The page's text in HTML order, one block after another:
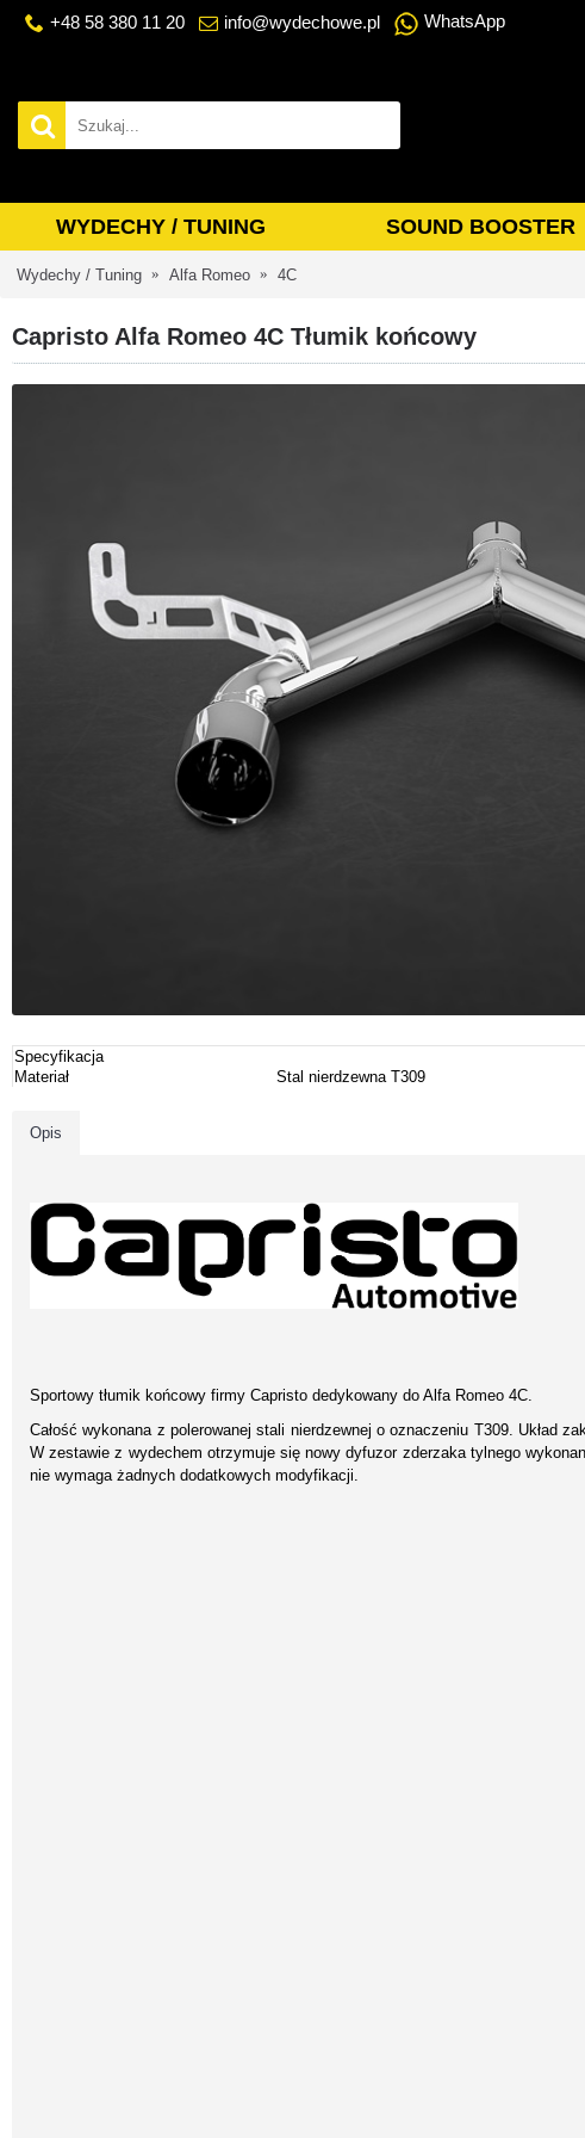
+48 58 380 11 20 info@wydechowe.pl WhatsApp
WYDECHY / TUNING SOUND BOOSTER
Wydechy / Tuning Alfa Romeo 4C
Capristo Alfa Romeo 4C Tłumik końcowy
Specyfikacja
Materiał
Stal nierdzewna T309
Opis
Sportowy tłumik końcowy firmy Capristo dedykowany do Alfa Romeo 4C.
Całość wykonana z polerowanej stali nierdzewnej o oznaczeniu T309. Układ
W zestawie z wydechem otrzymuje się nowy dyfuzor zderzaka tylnego
nie wymaga żadnych dodatkowych modyfikacji.